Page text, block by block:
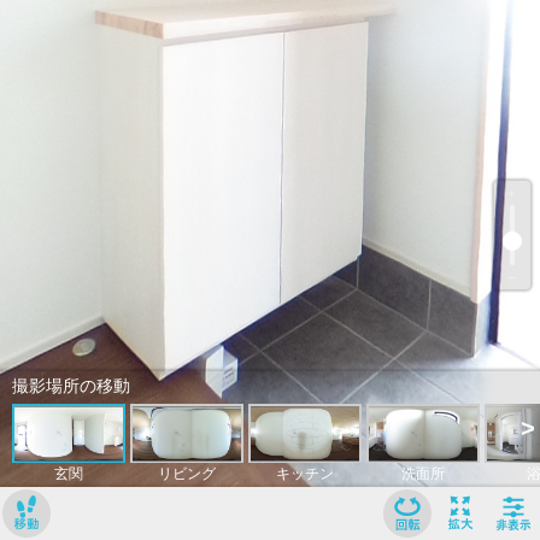
撮影場所の移動
玄関 リビング キッチン 洗面所
>
﹢